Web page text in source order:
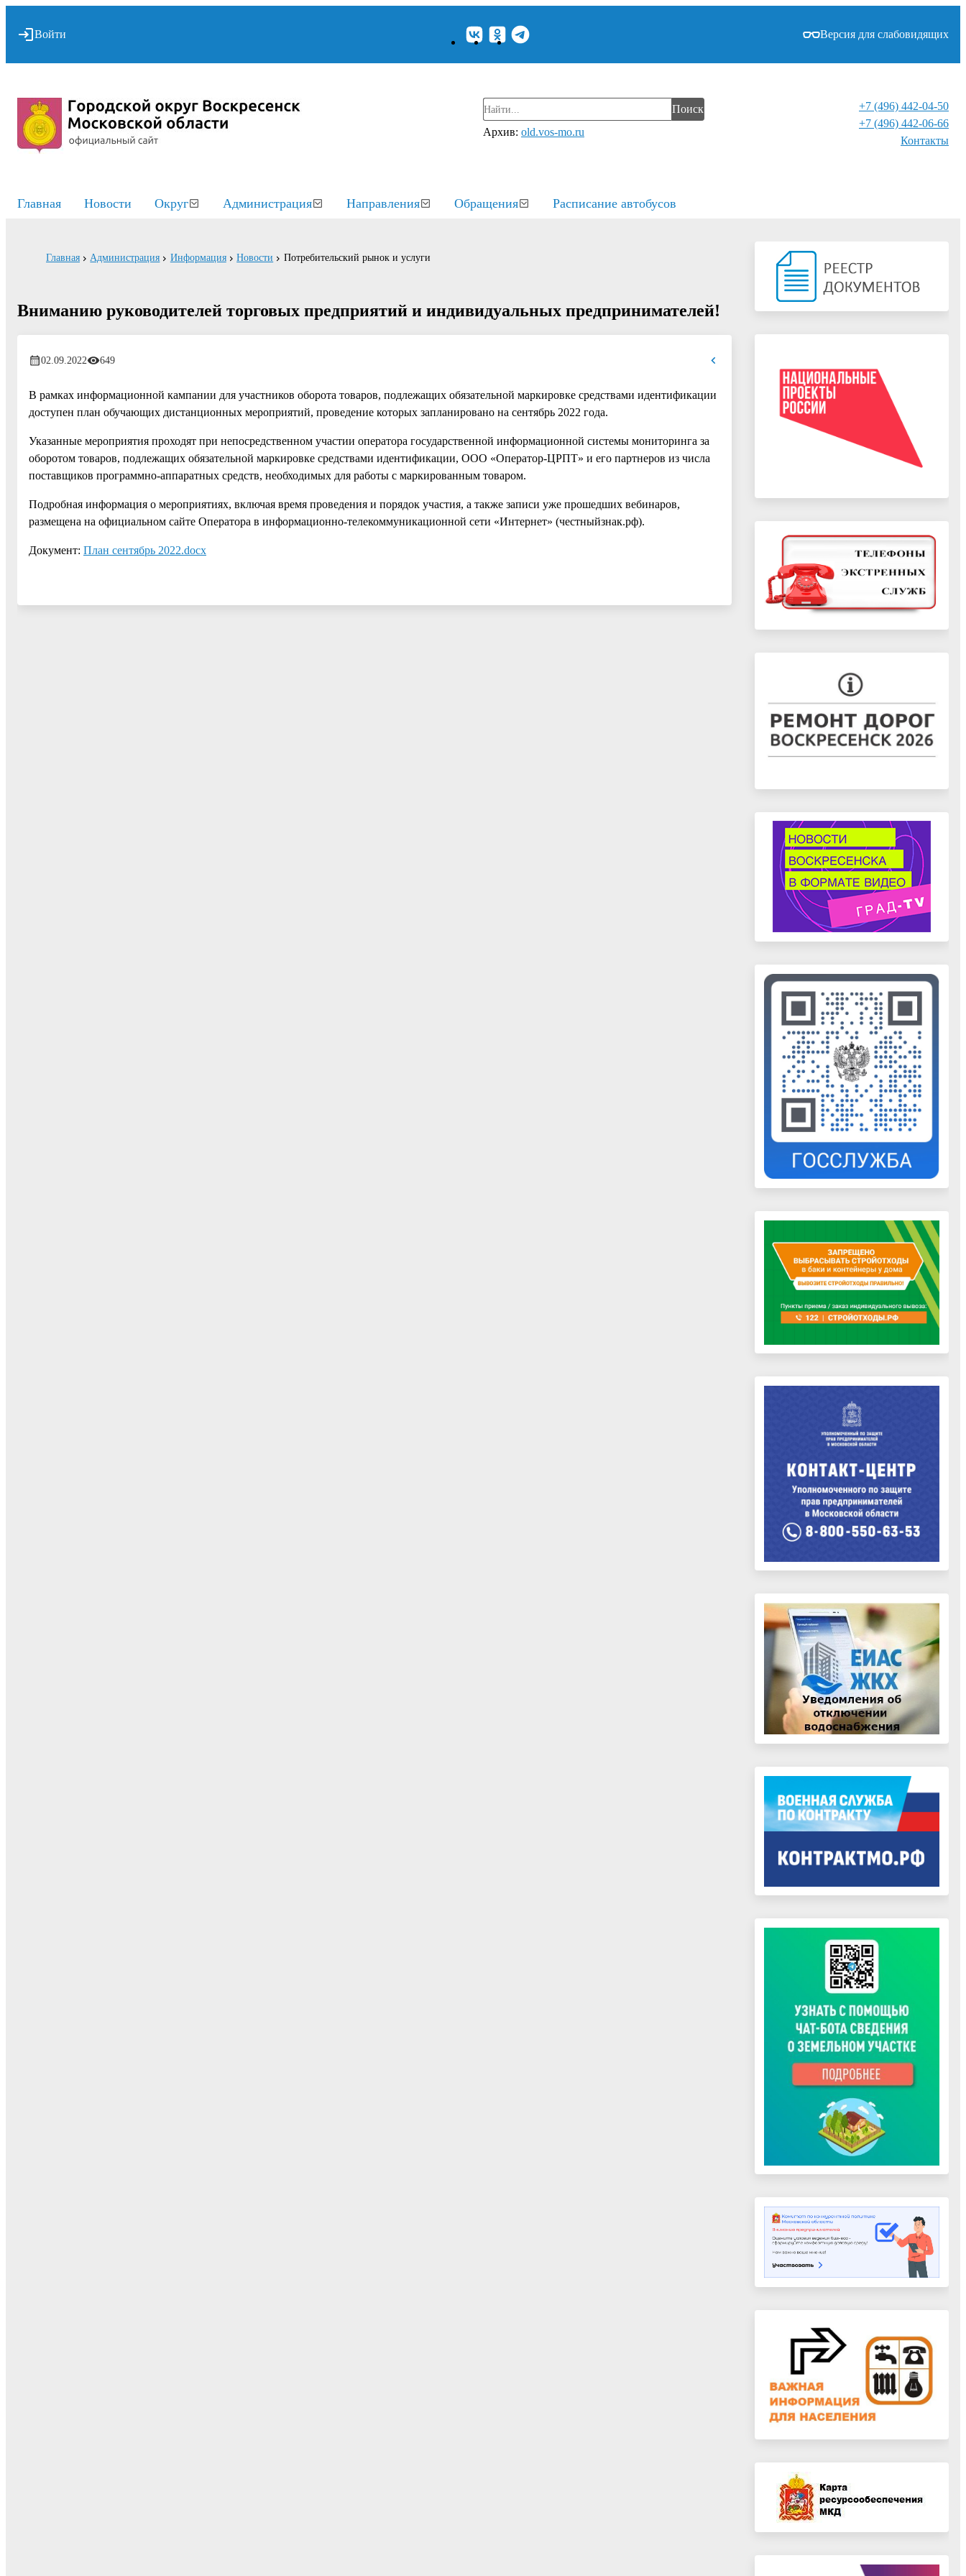
Войти Версия для слабовидящих
Поиск
Архив: old.vos-mo.ru
+7 (496) 442-04-50
+7 (496) 442-06-66
Контакты⁠
Главная Новости Округ Администрация Направления Обращения Расписание автобусов
Главная Администрация Информация Новости Потребительский рынок и услуги
Вниманию руководителей торговых предприятий и индивидуальных предпринимателей!
02.09.2022 649
В рамках информационной кампании для участников оборота товаров, подлежащих обязательной маркировке средствами идентификации
доступен план обучающих дистанционных мероприятий, проведение которых запланировано на сентябрь 2022 года.
Указанные мероприятия проходят при непосредственном участии оператора государственной информационной системы мониторинга за
оборотом товаров, подлежащих обязательной маркировке средствами идентификации, ООО «Оператор-ЦРПТ» и его партнеров из числа
поставщиков программно-аппаратных средств, необходимых для работы с маркированным товаром.
Подробная информация о мероприятиях, включая время проведения и порядок участия, а также записи уже прошедших вебинаров,
размещена на официальном сайте Оператора в информационно-телекоммуникационной сети «Интернет» (честныйзнак.рф).
Документ: План сентябрь 2022.docx